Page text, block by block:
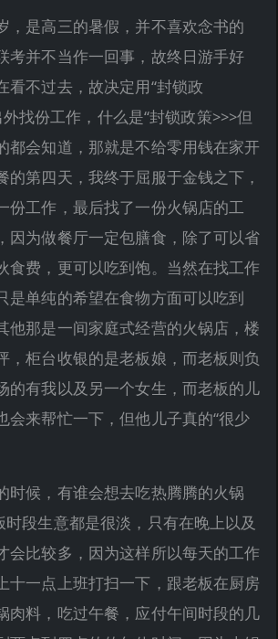
，是高三的暑假，并不喜欢念书的
考并不当作一回事，故终日游手好
看不过去，故决定用“封锁政
外找份工作，什么是“封锁政策>>>但
都会知道，那就是不给零用钱在家开
的第四天，我终于屈服于金钱之下，
份工作，最后找了一份火锅店的工
因为做餐厅一定包膳食，除了可以省
食费，更可以吃到饱。当然在找工作
是单纯的希望在食物方面可以吃到
他那是一间家庭式经营的火锅店，楼
，柜台收银的是老板娘，而老板则负
的有我以及另一个女生，而老板的儿
会来帮忙一下，但他儿子真的“很少
时候，有谁会想去吃热腾腾的火锅
时段生意都是很淡，只有在晚上以及
会比较多，因为这样所以每天的工作
十一点上班打扫一下，跟老板在厨房
肉料，吃过午餐，应付午间时段的几